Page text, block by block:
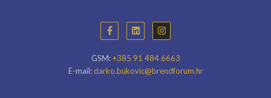
GSM:+385 91 484 6663
E-mail:darko.bukovic@brendforum.hr